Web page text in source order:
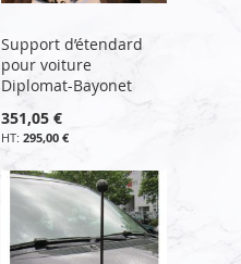
Support d’étendard
pour voiture
Diplomat-Bayonet
351,05 €
295,00 €